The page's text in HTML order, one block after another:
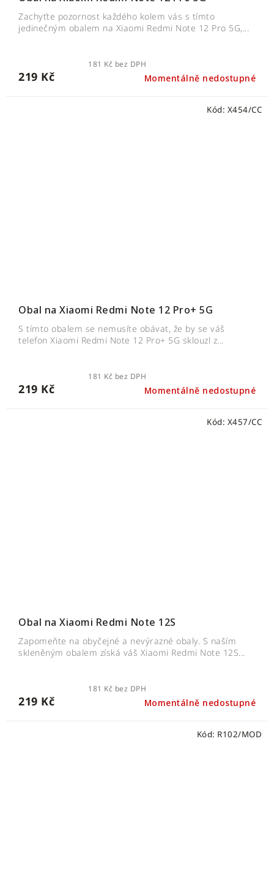
Momentálně nedostupné
181 Kč bez DPH
219 Kč
Zachyťte pozornost každého kolem vás s tímto
jedinečným obalem na Xiaomi Redmi Note 12 Pro 5G,...
Obal na Xiaomi Redmi Note 12 Pro+ 5G
Momentálně nedostupné
181 Kč bez DPH
219 Kč
S tímto obalem se nemusíte obávat, že by se váš
telefon Xiaomi Redmi Note 12 Pro+ 5G sklouzl z...
Kód: X454/CC
Obal na Xiaomi Redmi Note 12S
Momentálně nedostupné
181 Kč bez DPH
219 Kč
Zapomeňte na obyčejné a nevýrazné obaly. S naším
skleněným obalem získá váš Xiaomi Redmi Note 12S...
Kód: X457/CC
Kód: R102/MOD